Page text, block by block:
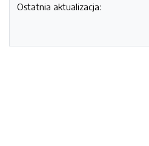
Ostatnia aktualizacja: